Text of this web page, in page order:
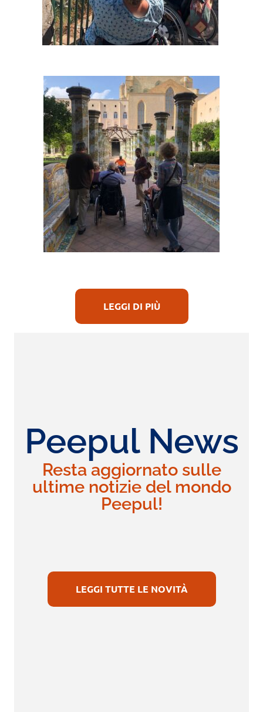
LEGGI DI PIÙ
Peepul News
Resta aggiornato sulle
ultime notizie del mondo
Peepul!
LEGGI TUTTE LE NOVITÀ